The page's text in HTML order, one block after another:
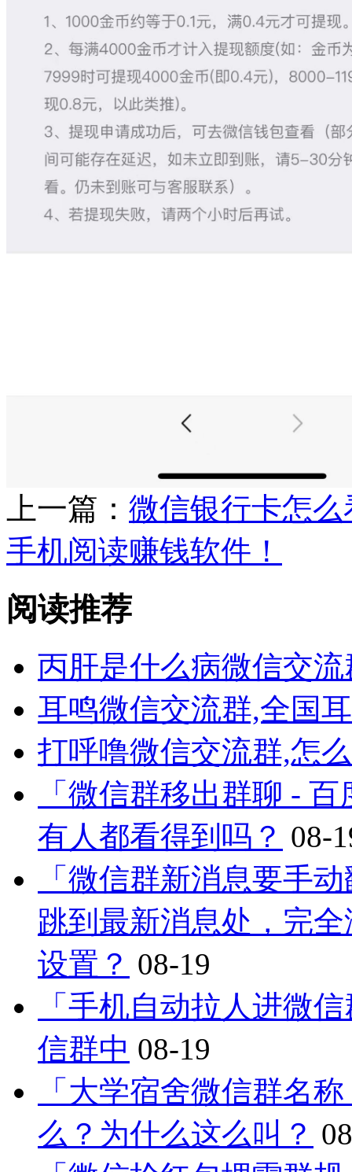
上一篇： 微信银行卡怎
手机阅读赚钱软件！
阅读推荐
丙肝是什么病微信交
耳鸣微信交流群,全国
打呼噜微信交流群,怎
「微信群移出群聊 -
有人都看得到吗？ 08-
「微信群新消息要手
跳到最新消息处，完
设置？ 08-19
「手机自动拉人进微
信群中 08-19
「大学宿舍微信群名
么？为什么这么叫？